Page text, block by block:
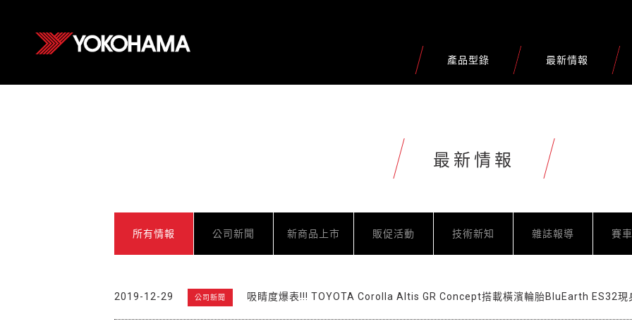
產品型錄 最新情報
最新情報
所有情報 公司新聞 新商品上市 販促活動 技術新知 雜誌報導 賽
2019-12-29 公司新聞 吸睛度爆表!!! TOYOTA Corolla Altis GR Concept搭載橫濱輪胎BluEarth ES32現